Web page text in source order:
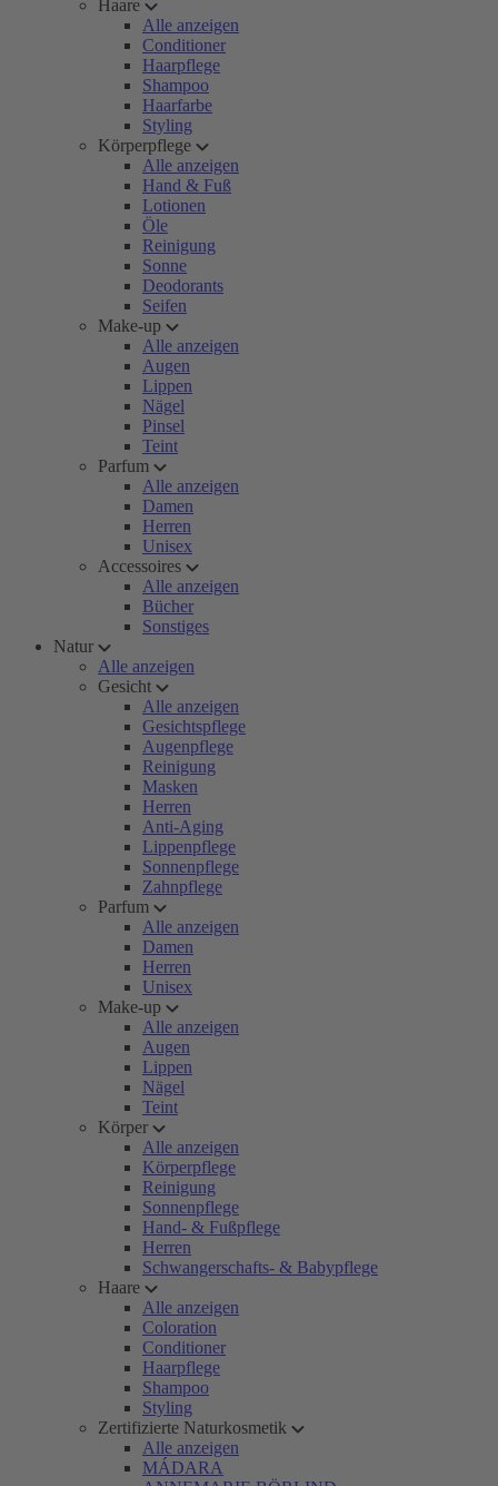
Haare
Alle anzeigen
Conditioner
Haarpflege
Shampoo
Haarfarbe
Styling
Körperpflege
Alle anzeigen
Hand & Fuß
Lotionen
Öle
Reinigung
Sonne
Deodorants
Seifen
Make-up
Alle anzeigen
Augen
Lippen
Nägel
Pinsel
Teint
Parfum
Alle anzeigen
Damen
Herren
Unisex
Accessoires
Alle anzeigen
Bücher
Sonstiges
Natur
Alle anzeigen
Gesicht
Alle anzeigen
Gesichtspflege
Augenpflege
Reinigung
Masken
Herren
Anti-Aging
Lippenpflege
Sonnenpflege
Zahnpflege
Parfum
Alle anzeigen
Damen
Herren
Unisex
Make-up
Alle anzeigen
Augen
Lippen
Nägel
Teint
Körper
Alle anzeigen
Körperpflege
Reinigung
Sonnenpflege
Hand- & Fußpflege
Herren
Schwangerschafts- & Babypflege
Haare
Alle anzeigen
Coloration
Conditioner
Haarpflege
Shampoo
Styling
Zertifizierte Naturkosmetik
Alle anzeigen
MÁDARA